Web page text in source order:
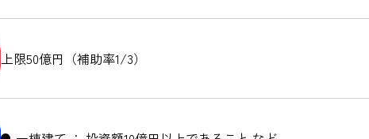
上限50億円（補助率1/3）